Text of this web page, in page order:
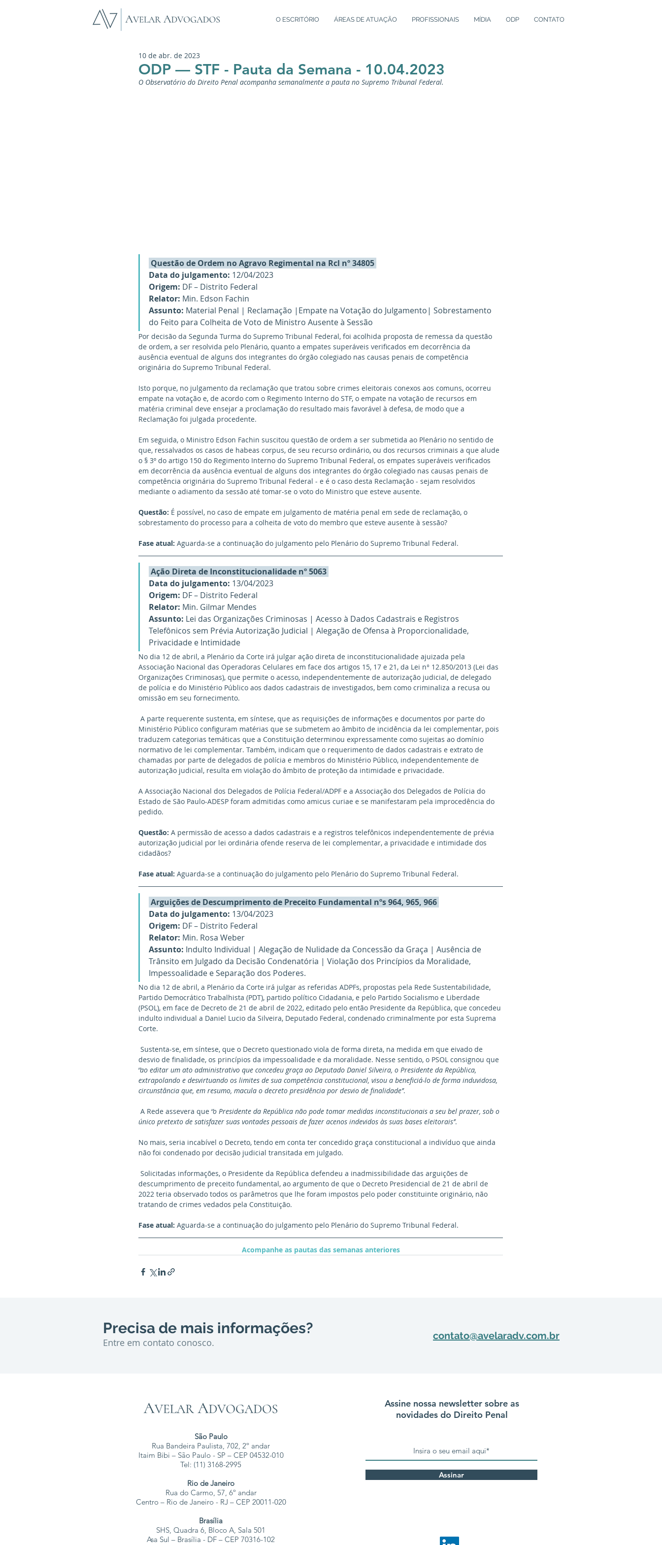
O ESCRITÓRIO ÁREAS DE ATUAÇÃO PROFISSIONAIS MÍDIA ODP CONTATO
ODP — STF - Pauta da Semana - 10.04.2023
10 de abr. de 2023
O Observatório do Direito Penal acompanha semanalmente a pauta no Supremo Tribunal Federal.
Questão de Ordem no Agravo Regimental na Rcl nº 34805
Data do julgamento: 12/04/2023
Origem: DF – Distrito Federal
Relator: Min. Edson Fachin
Assunto: Material Penal | Reclamação |Empate na Votação do Julgamento| Sobrestamento
do Feito para Colheita de Voto de Ministro Ausente à Sessão
Por decisão da Segunda Turma do Supremo Tribunal Federal, foi acolhida proposta de remessa da questão
de ordem, a ser resolvida pelo Plenário, quanto a empates superáveis verificados em decorrência da
ausência eventual de alguns dos integrantes do órgão colegiado nas causas penais de competência
originária do Supremo Tribunal Federal.
Isto porque, no julgamento da reclamação que tratou sobre crimes eleitorais conexos aos comuns, ocorreu
empate na votação e, de acordo com o Regimento Interno do STF, o empate na votação de recursos em
matéria criminal deve ensejar a proclamação do resultado mais favorável à defesa, de modo que a
Reclamação foi julgada procedente.
Em seguida, o Ministro Edson Fachin suscitou questão de ordem a ser submetida ao Plenário no sentido de
que, ressalvados os casos de habeas corpus, de seu recurso ordinário, ou dos recursos criminais a que alude
o § 3º do artigo 150 do Regimento Interno do Supremo Tribunal Federal, os empates superáveis verificados
em decorrência da ausência eventual de alguns dos integrantes do órgão colegiado nas causas penais de
competência originária do Supremo Tribunal Federal - e é o caso desta Reclamação - sejam resolvidos
mediante o adiamento da sessão até tomar-se o voto do Ministro que esteve ausente.
Questão: É possível, no caso de empate em julgamento de matéria penal em sede de reclamação, o
sobrestamento do processo para a colheita de voto do membro que esteve ausente à sessão?
Fase atual: Aguarda-se a continuação do julgamento pelo Plenário do Supremo Tribunal Federal.
Ação Direta de Inconstitucionalidade nº 5063
Data do julgamento: 13/04/2023
Origem: DF – Distrito Federal
Relator: Min. Gilmar Mendes
Assunto: Lei das Organizações Criminosas | Acesso à Dados Cadastrais e Registros
Telefônicos sem Prévia Autorização Judicial | Alegação de Ofensa à Proporcionalidade,
Privacidade e Intimidade
No dia 12 de abril, a Plenário da Corte irá julgar ação direta de inconstitucionalidade ajuizada pela
Associação Nacional das Operadoras Celulares em face dos artigos 15, 17 e 21, da Lei n° 12.850/2013 (Lei das
Organizações Criminosas), que permite o acesso, independentemente de autorização judicial, de delegado
de polícia e do Ministério Público aos dados cadastrais de investigados, bem como criminaliza a recusa ou
omissão em seu fornecimento.
Ministério Público configuram matérias que se submetem ao âmbito de incidência da lei complementar, pois
traduzem categorias temáticas que a Constituição determinou expressamente como sujeitas ao domínio
normativo de lei complementar. Também, indicam que o requerimento de dados cadastrais e extrato de
chamadas por parte de delegados de polícia e membros do Ministério Público, independentemente de
autorização judicial, resulta em violação do âmbito de proteção da intimidade e privacidade.
A Associação Nacional dos Delegados de Polícia Federal/ADPF e a Associação dos Delegados de Polícia do
Estado de São Paulo-ADESP foram admitidas como amicus curiae e se manifestaram pela improcedência do
pedido.
Questão: A permissão de acesso a dados cadastrais e a registros telefônicos independentemente de prévia
autorização judicial por lei ordinária ofende reserva de lei complementar, a privacidade e intimidade dos
cidadãos?
Fase atual: Aguarda-se a continuação do julgamento pelo Plenário do Supremo Tribunal Federal.
Arguições de Descumprimento de Preceito Fundamental nºs 964, 965, 966
Data do julgamento: 13/04/2023
Origem: DF – Distrito Federal
Relator: Min. Rosa Weber
Assunto: Indulto Individual | Alegação de Nulidade da Concessão da Graça | Ausência de
Trânsito em Julgado da Decisão Condenatória | Violação dos Princípios da Moralidade,
Impessoalidade e Separação dos Poderes.
No dia 12 de abril, a Plenário da Corte irá julgar as referidas ADPFs, propostas pela Rede Sustentabilidade,
Partido Democrático Trabalhista (PDT), partido político Cidadania, e pelo Partido Socialismo e Liberdade
(PSOL), em face de Decreto de 21 de abril de 2022, editado pelo então Presidente da República, que concedeu
indulto individual a Daniel Lucio da Silveira, Deputado Federal, condenado criminalmente por esta Suprema
Corte.
desvio de finalidade, os princípios da impessoalidade e da moralidade. Nesse sentido, o PSOL consignou que
‘’ao editar um ato administrativo que concedeu graça ao Deputado Daniel Silveira, o Presidente da República,
extrapolando e desvirtuando os limites de sua competência constitucional, visou a beneficiá-lo de forma induvidosa,
circunstância que, em resumo, macula o decreto presidência por desvio de finalidade’’.
A Rede assevera que ‘’o Presidente da República não pode tomar medidas inconstitucionais a seu bel prazer, sob o
único pretexto de satisfazer suas vontades pessoais de fazer acenos indevidos às suas bases eleitorais’’.
No mais, seria incabível o Decreto, tendo em conta ter concedido graça constitucional a indivíduo que ainda
não foi condenado por decisão judicial transitada em julgado.
descumprimento de preceito fundamental, ao argumento de que o Decreto Presidencial de 21 de abril de
2022 teria observado todos os parâmetros que lhe foram impostos pelo poder constituinte originário, não
tratando de crimes vedados pela Constituição.
Fase atual: Aguarda-se a continuação do julgamento pelo Plenário do Supremo Tribunal Federal.
Acompanhe as pautas das semanas anteriores
Precisa de mais informações?
Entre em contato conosco.
contato@avelaradv.com.br
São Paulo
Rua Bandeira Paulista, 702, 2º andar
Itaim Bibi – São Paulo - SP – CEP 04532-010
Tel: (11) 3168-2995
Rio de Janeiro
Rua do Carmo, 57, 6º andar
Centro – Rio de Janeiro - RJ – CEP 20011-020
Brasília
SHS, Quadra 6, Bloco A, Sala 501
Asa Sul – Brasília - DF – CEP 70316-102
Assine nossa newsletter sobre as
novidades do Direito Penal
Assinar